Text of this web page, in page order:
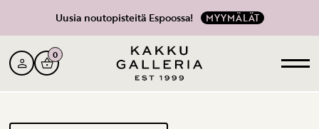
Uusia noutopisteitä Espoossa! MYYMÄLÄT
0